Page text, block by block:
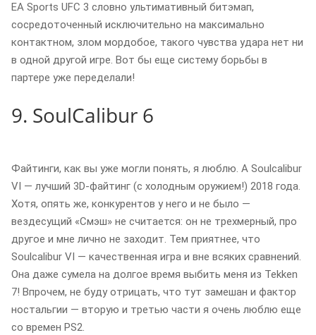
EA Sports UFC 3 словно ультимативный битэмап,
сосредоточенный исключительно на максимально
контактном, злом мордобое, такого чувства удара нет ни
в одной другой игре. Вот бы еще систему борьбы в
партере уже переделали!
9. SoulCalibur 6
Файтинги, как вы уже могли понять, я люблю. А Soulcalibur
VI — лучший 3D-файтинг (с холодным оружием!) 2018 года.
Хотя, опять же, конкурентов у него и не было —
вездесущий «Смэш» не считается: он не трехмерный, про
другое и мне лично не заходит. Тем приятнее, что
Soulcalibur VI — качественная игра и вне всяких сравнений.
Она даже сумела на долгое время выбить меня из Tekken
7! Впрочем, не буду отрицать, что тут замешан и фактор
ностальгии — вторую и третью части я очень люблю еще
со времен PS2.